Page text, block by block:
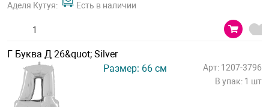
Аделя Кутуя: Есть в наличии
Г Буква Д 26&quot; Silver
Размер: 66 см
Арт: 1207-3796
В упак: 1 шт